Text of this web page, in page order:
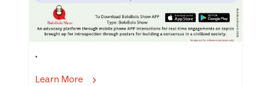
.
Learn More